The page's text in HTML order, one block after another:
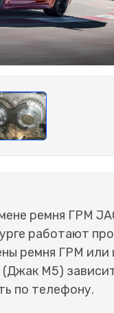
ремня ГРМ
работают
ремня ГРМ или
(Джак М5)
по телефону.